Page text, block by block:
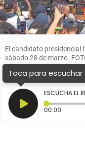
El candidato presidencial
sábado 28 de marzo.
Toca para escuchar
ESCUCHA EL
00:00